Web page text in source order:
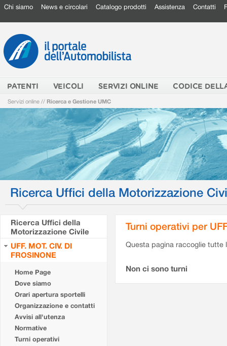
Chi siamo News e circolari Catalogo prodotti Assistenza Contatti
PATENTI VEICOLI SERVIZI ONLINE CODICE
Servizi online // Ricerca e Gestione UMC
Ricerca Uffici della Motorizzazione
Ricerca Uffici della
Motorizzazione Civile
UFF. MOT. CIV. DI
FROSINONE
Home Page
Dove siamo
Orari apertura sportelli
Organizzazione e contatti
Avvisi all'utenza
Normative
Turni operativi
Turni operativi per
Questa pagina raccoglie tutte
Non ci sono turni